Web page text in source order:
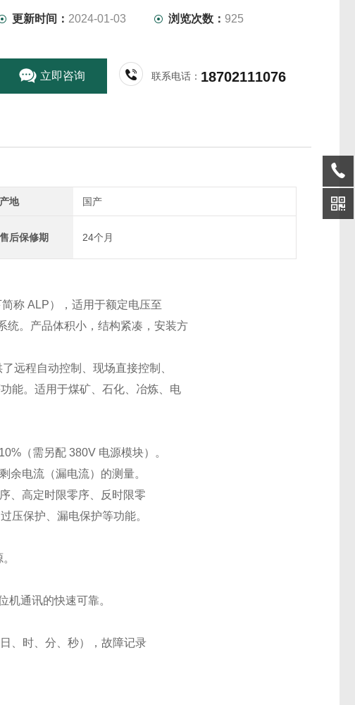
更新时间： 2024-01-03 浏览次数： 925
立即咨询 联系电话： 18702111076
产地 国产
售后保修期 24个月
简称 ALP），适用于额定电压至
统。产品体积小，结构紧凑，安装方
远程自动控制、现场直接控制、
能。适用于煤矿、石化、冶炼、电
（需另配 380V 电源模块）。
余电流（漏电流）的测量。
、高定时限零序、反时限零
压保护、漏电保护等功能。
机通讯的快速可靠。
、时、分、秒），故障记录